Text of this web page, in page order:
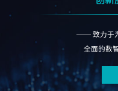
—— 致力于
全面的数